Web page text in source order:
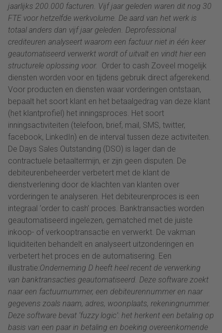
jaarlijks 200.000 facturen. Vijf jaar geleden waren dit nog 30
FTE voor hetzelfde werkvolume. De aard van het werk is
totaal anders dan vijf jaar geleden. Deprofessional
crediteuren analyseert waarom een factuur niet in één keer
geautomatiseerd verwerkt wordt of uitvalt en vindt hier een
structurele oplossing voor. Order to cash Zoveel mogelijk
diensten worden voor en tijdens gebruik direct afgerekend.
Voor producten en diensten waar vorderingen ontstaan,
bepaalt het soort klant en het betaalgedrag van deze klant
(het klantprofiel) het inningsproces. Het soort
inningsactiviteiten (telefoon, brief, mail, SMS, twitter,
facebook, LinkedIn) en de interval tussen deze activiteiten.
De Days Sales Outstanding (DSO) is lager dan de
contractuele betaaltermijn, er zijn geen disputen. De
debiteurenbeheerder verbetert met de klant de
dienstverlening door de klachten van klanten over
vorderingen te analyseren. Het debiteurenproces is een
integraal ‘order to cash’ proces. Banktransacties worden
geautomatiseerd ingelezen, gematched met de juiste
inkoop- of verkooptransactie en verwerkt. De vakman
liquiditeiten behandelt en analyseert uitzonderingen en
verbetert het proces en de automatisering. Een
illustratie:Onderneming D heeft heel recent de verwerking
van banktransacties geautomatiseerd. Deze software zoekt
naar een factuurnummer, een debiteurennummer en naar
gegevens zoals naam, adres, woonplaats, rekeningnummer.
Deze software bevat ‘fuzzy logic’: het herkent een betaling op
basis van een paar in betaling en boeking overeenkomende